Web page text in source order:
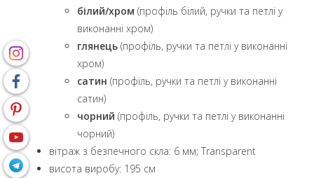
білий/хром (профіль білий, ручки та петлі у
виконанні хром)
глянець (профіль, ручки та петлі у виконанні
хром)
сатин (профіль, ручки та петлі у виконанні
сатин)
чорний (профіль, ручки та петлі у виконанні
чорний)
вітраж з безпечного скла: 6 мм; Transparent
висота виробу: 195 см